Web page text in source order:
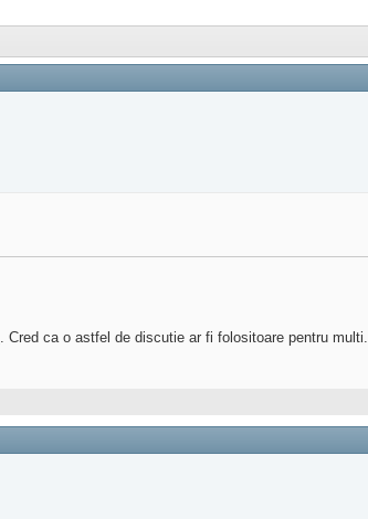
. Cred ca o astfel de discutie ar fi folositoare pentru multi.